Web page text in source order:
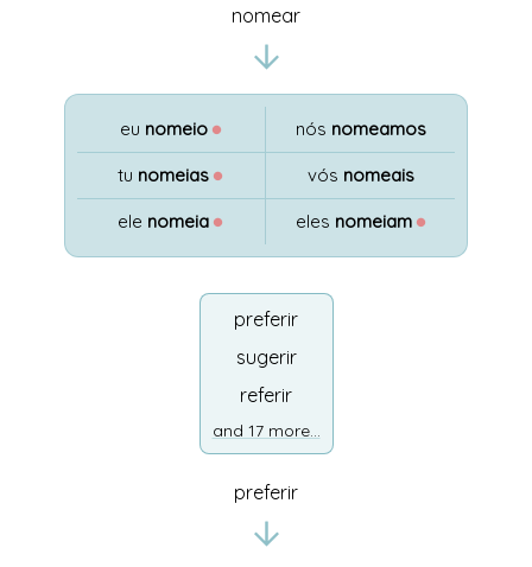
nomear
eu nomeio ●
tu nomeias ●
ele nomeia ●
nós nomeamos
vós nomeais
eles nomeiam ●
preferir
sugerir
referir
and 17 more...
preferir